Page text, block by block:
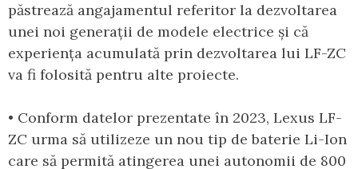
păstrează angajamentul referitor la dezvoltarea
unei noi generații de modele electrice și că
experiența acumulată prin dezvoltarea lui LF-ZC
va fi folosită pentru alte proiecte.
• Conform datelor prezentate în 2023, Lexus LF-
ZC urma să utilizeze un nou tip de baterie Li-Ion
care să permită atingerea unei autonomii de 800